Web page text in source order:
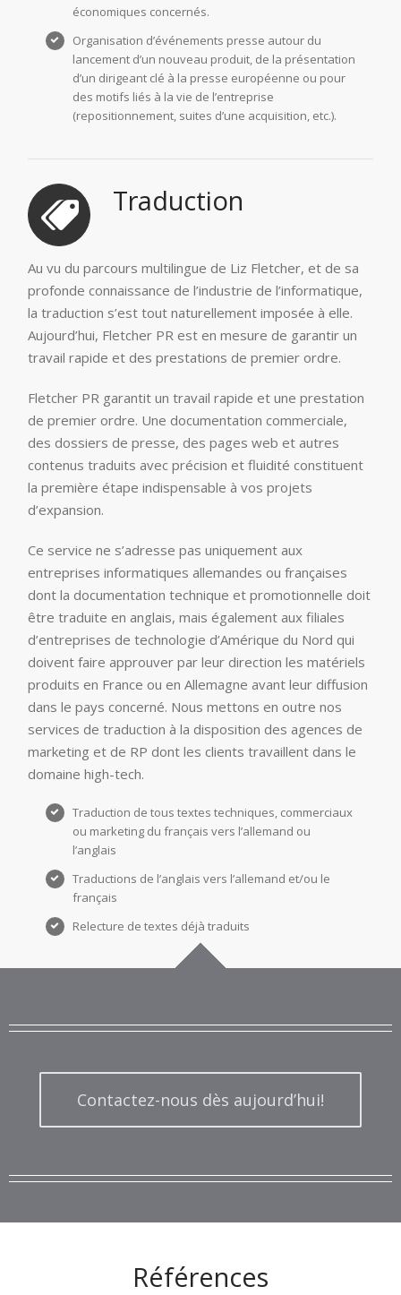
économiques concernés.
Organisation d’événements presse autour du
lancement d’un nouveau produit, de la présentation
d’un dirigeant clé à la presse européenne ou pour
des motifs liés à la vie de l’entreprise
(repositionnement, suites d’une acquisition, etc.).
Traduction
Au vu du parcours multilingue de Liz Fletcher, et de sa
profonde connaissance de l’industrie de l’informatique,
la traduction s’est tout naturellement imposée à elle.
Aujourd’hui, Fletcher PR est en mesure de garantir un
travail rapide et des prestations de premier ordre.
Fletcher PR garantit un travail rapide et une prestation
de premier ordre. Une documentation commerciale,
des dossiers de presse, des pages web et autres
contenus traduits avec précision et fluidité constituent
la première étape indispensable à vos projets
d’expansion.
Ce service ne s’adresse pas uniquement aux
entreprises informatiques allemandes ou françaises
dont la documentation technique et promotionnelle doit
être traduite en anglais, mais également aux filiales
d’entreprises de technologie d’Amérique du Nord qui
doivent faire approuver par leur direction les matériels
produits en France ou en Allemagne avant leur diffusion
dans le pays concerné. Nous mettons en outre nos
services de traduction à la disposition des agences de
marketing et de RP dont les clients travaillent dans le
domaine high-tech.
Traduction de tous textes techniques, commerciaux
ou marketing du français vers l’allemand ou
l’anglais
Traductions de l’anglais vers l’allemand et/ou le
français
Relecture de textes déjà traduits
Contactez-nous dès aujourd’hui!
Références